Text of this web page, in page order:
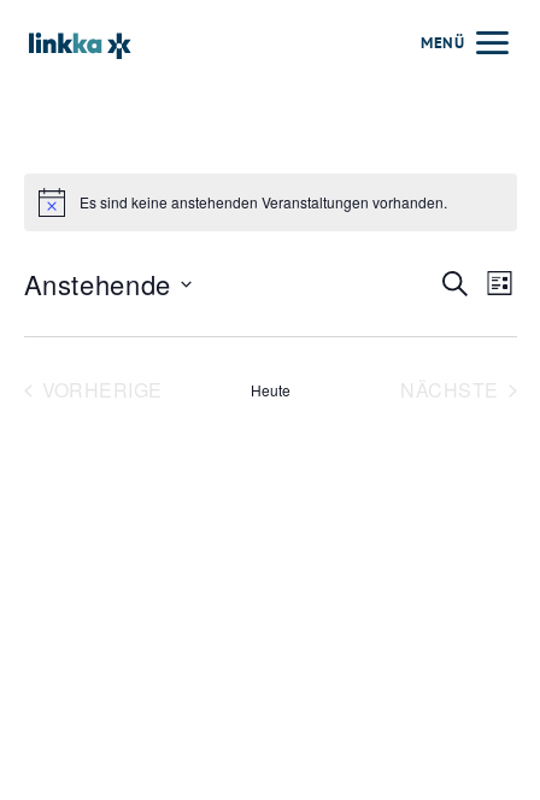
Inhalt
MENÜ
HinweisEs sind keine anstehenden Veranstaltungen vorhanden.
SUCHELISTE
Anstehende
VORHERIGE
Heute
NÄCHSTE